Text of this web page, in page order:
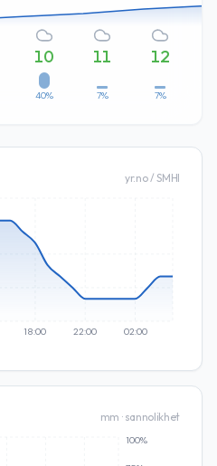
10
40%
11
7%
12
7%
yr.no / SMHI
18:00 22:00 02:00
mm · sannolikhet
100%